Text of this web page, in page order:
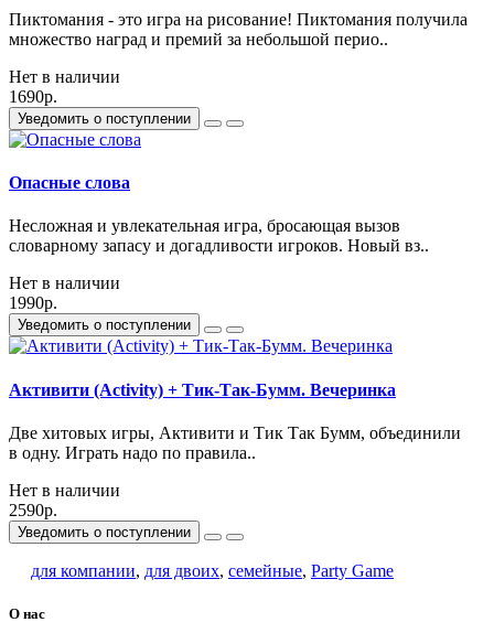
Пиктомания - это игра на рисование! Пиктомания получила
множество наград и премий за небольшой перио..
Нет в наличии
1690р.
Уведомить о поступлении
Опасные слова
Несложная и увлекательная игра, бросающая вызов
словарному запасу и догадливости игроков. Новый вз..
Нет в наличии
1990р.
Уведомить о поступлении
Активити (Activity) + Тик-Так-Бумм. Вечеринка
Две хитовых игры, Активити и Тик Так Бумм, объединили
в одну. Играть надо по правила..
Нет в наличии
2590р.
Уведомить о поступлении
для компании, для двоих, семейные, Party Game
О нас